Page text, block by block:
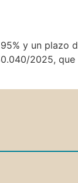
y un plazo
2025, que